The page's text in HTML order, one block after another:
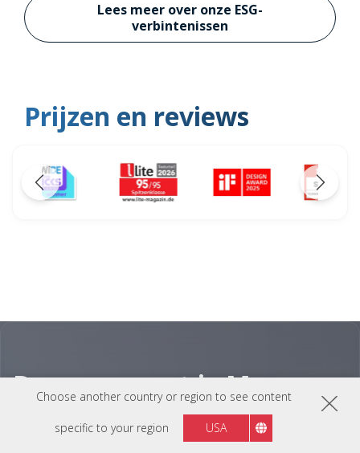
Choose another country or region to see content
specific to your region USA
Lees meer over onze ESG-
verbintenissen
Prijzen en reviews
Doe meer met je Mac
De VP88-serie is gemaakt voor professionals die
nauwkeurige visuele prestaties en moeiteloze